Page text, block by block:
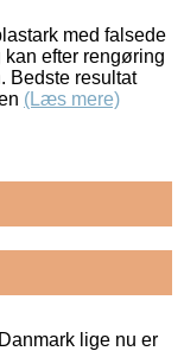
med falsede
efter rengøring
Bedste resultat
(Læs mere)
lige nu er